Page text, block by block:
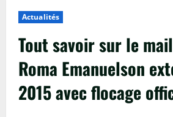
Actualités
Tout savoir sur le
Roma Emanuelson
2015 avec flocage